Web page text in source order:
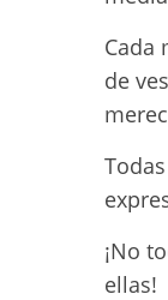
Cada
de
¡No
ellas!